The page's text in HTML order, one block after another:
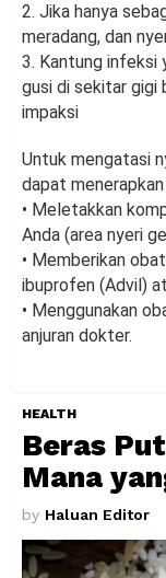
2. Jika hanya
meradang, dan
3. Kantung
gusi di sekitar gigi
impaksi
Untuk mengatasi
dapat
• Meletakkan
Anda (area nyeri
• Memberikan
ibuprofen (Advil)
• Menggunakan
anjuran dokter.
HEALTH
Beras
Mana
by Haluan Editor